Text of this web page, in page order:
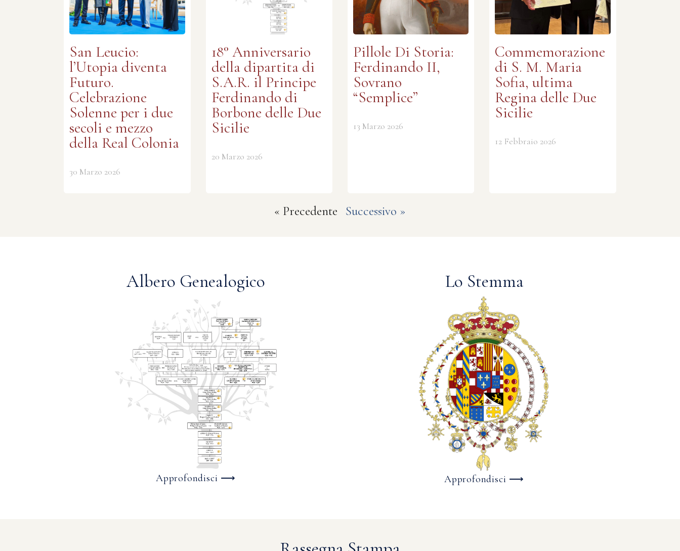
San Leucio:
l’Utopia diventa
Futuro.
Celebrazione
Solenne per i due
secoli e mezzo
della Real Colonia
30 Marzo 2026
18° Anniversario
della dipartita di
S.A.R. il Principe
Ferdinando di
Borbone delle Due
Sicilie
20 Marzo 2026
Pillole Di Storia:
Ferdinando II,
Sovrano
“Semplice”
13 Marzo 2026
Commemorazione
di S. M. Maria
Sofia, ultima
Regina delle Due
Sicilie
12 Febbraio 2026
« Precedente Successivo »
Albero Genealogico
Approfondisci ⟶
Lo Stemma
Approfondisci ⟶